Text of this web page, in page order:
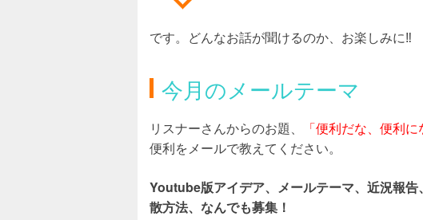
です。どんなお話が聞けるのか、お楽しみに‼
今月のメールテーマ
リスナーさんからのお題、 「便利だな、便利に
便利をメールで教えてください。
Youtube版アイデア、メールテーマ、近況報
散方法、なんでも募集！